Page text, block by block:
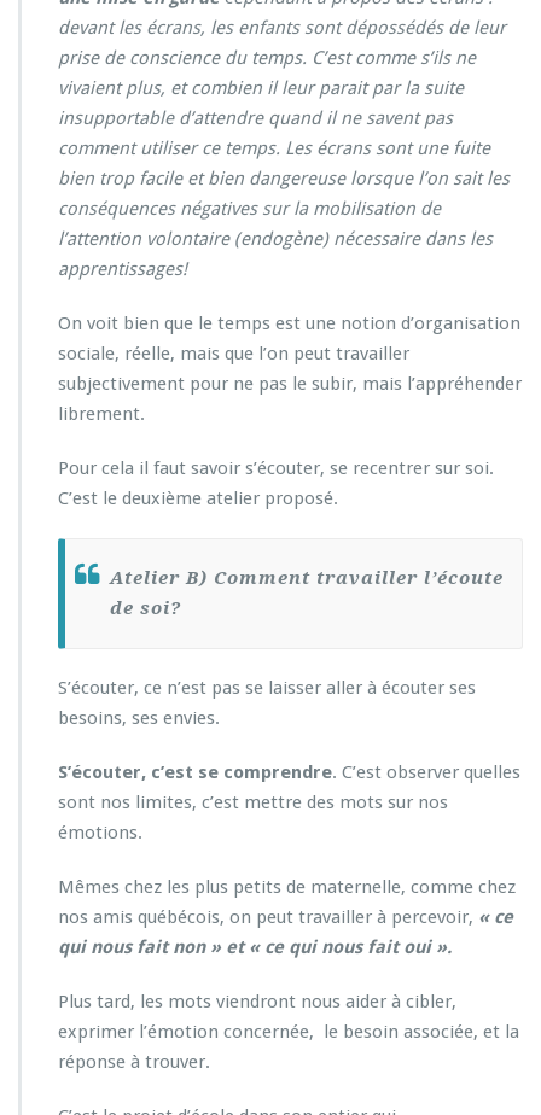
devant les écrans, les enfants sont dépossédés de leur
prise de conscience du temps. C’est comme s’ils ne
vivaient plus, et combien il leur parait par la suite
insupportable d’attendre quand il ne savent pas
comment utiliser ce temps. Les écrans sont une fuite
bien trop facile et bien dangereuse lorsque l’on sait les
conséquences négatives sur la mobilisation de
l’attention volontaire (endogène) nécessaire dans les
apprentissages!
On voit bien que le temps est une notion d’organisation
sociale, réelle, mais que l’on peut travailler
subjectivement pour ne pas le subir, mais l’appréhender
librement.
Pour cela il faut savoir s’écouter, se recentrer sur soi.
C’est le deuxième atelier proposé.
Atelier B) Comment travailler l’écoute
de soi?
S’écouter, ce n’est pas se laisser aller à écouter ses
besoins, ses envies.
S’écouter, c’est se comprendre. C’est observer quelles
sont nos limites, c’est mettre des mots sur nos
émotions.
Mêmes chez les plus petits de maternelle, comme chez
nos amis québécois, on peut travailler à percevoir, « ce
qui nous fait non » et « ce qui nous fait oui ».
Plus tard, les mots viendront nous aider à cibler,
exprimer l’émotion concernée, le besoin associée, et la
réponse à trouver.